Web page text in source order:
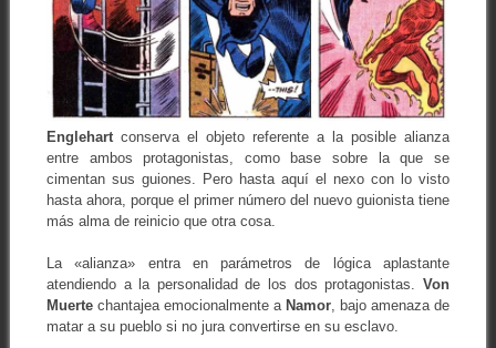
Englehartconserva el objeto referente a la posible alianza
entre ambos protagonistas, como base sobre la que se
cimentan sus guiones. Pero hasta aquí el nexo con lo visto
hasta ahora, porque el primer número del nuevo guionista tiene
más alma de reinicio que otra cosa.
La «alianza» entra en parámetros de lógica aplastante
atendiendo a la personalidad de los dos protagonistas.Von
Muertechantajea emocionalmente a Namor, bajo amenaza de
matar a su pueblo si no jura convertirse en su esclavo.